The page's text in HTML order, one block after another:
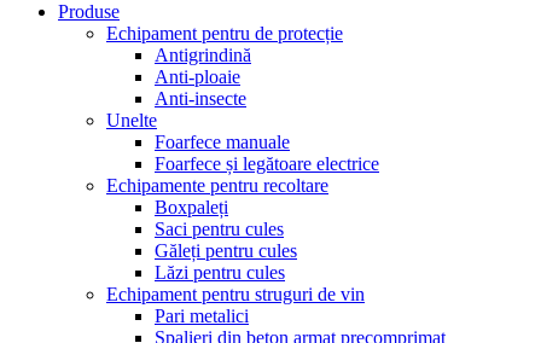
Produse
Echipament pentru de protecție
Antigrindină
Anti-ploaie
Anti-insecte
Unelte
Foarfece manuale
Foarfece și legătoare electrice
Echipamente pentru recoltare
Boxpaleți
Saci pentru cules
Găleți pentru cules
Lăzi pentru cules
Echipament pentru struguri de vin
Pari metalici
Șpalieri din beton armat precomprimat